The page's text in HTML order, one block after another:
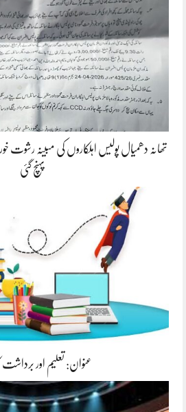
تھانہ دھمیال پولیس اہلکاروں کی مبینہ رشوت
پہنچ گئی
عنوان: تعلیم اور برداشت